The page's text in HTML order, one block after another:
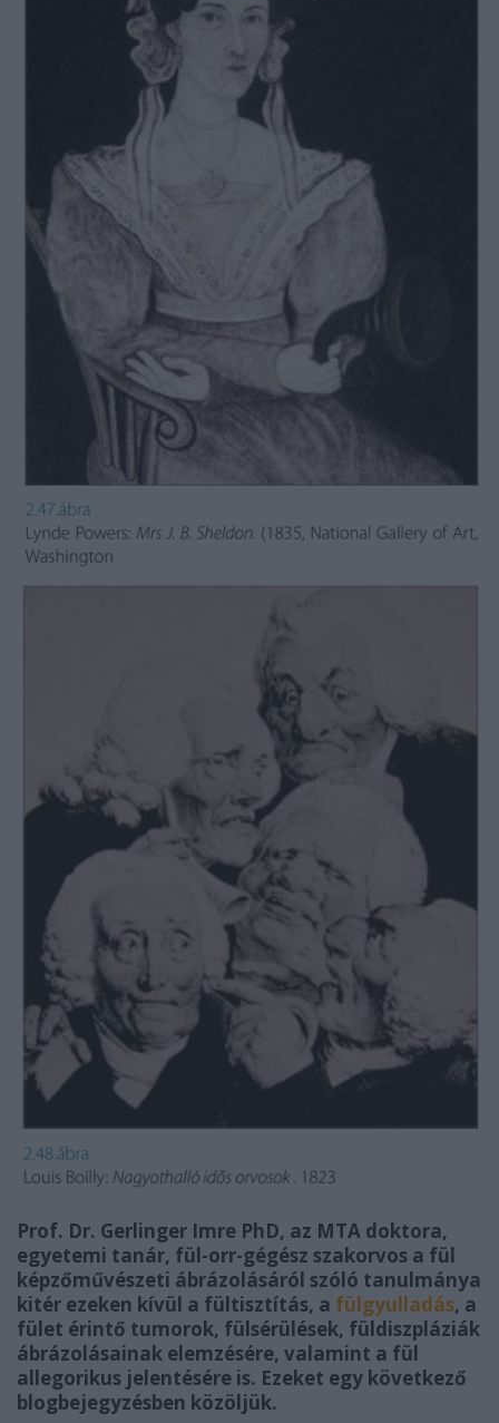
Prof. Dr. Gerlinger Imre PhD, az MTA doktora,
egyetemi tanár, fül-orr-gégész szakorvos a fül
képzőművészeti ábrázolásáról szóló tanulmánya
kitér ezeken kívül a fültisztítás, a fülgyulladás, a
fület érintő tumorok, fülsérülések, füldiszpláziák
ábrázolásainak elemzésére, valamint a fül
allegorikus jelentésére is. Ezeket egy következő
blogbejegyzésben közöljük.